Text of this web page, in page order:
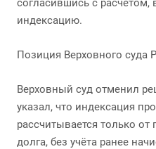
согласившись с
индексацию.
Позиция Верховного суда
Верховный суд отменил
указал, что индексация
рассчитывается только
долга, без учёта ранее